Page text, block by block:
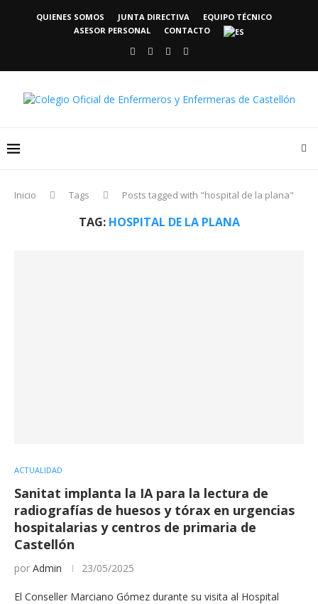
QUIENES SOMOS JUNTA DIRECTIVA
EQUIPO TÉCNICO
ASESOR PERSONAL
CONTACTO
Inicio Tags Posts tagged with "hospital de la plana"
TAG: HOSPITAL DE LA PLANA
ACTUALIDAD
Sanitat implanta la IA para la lectura de
radiografías de huesos y tórax en urgencias
hospitalarias y centros de primaria de
Castellón
por Admin 23/05/2025
El Conseller Marciano Gómez durante su visita al Hospital